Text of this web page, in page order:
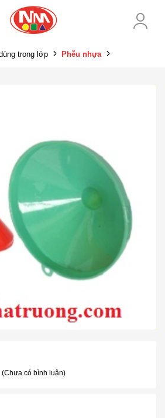
trong lớp Phễu nhựa
(Chưa có bình luận)